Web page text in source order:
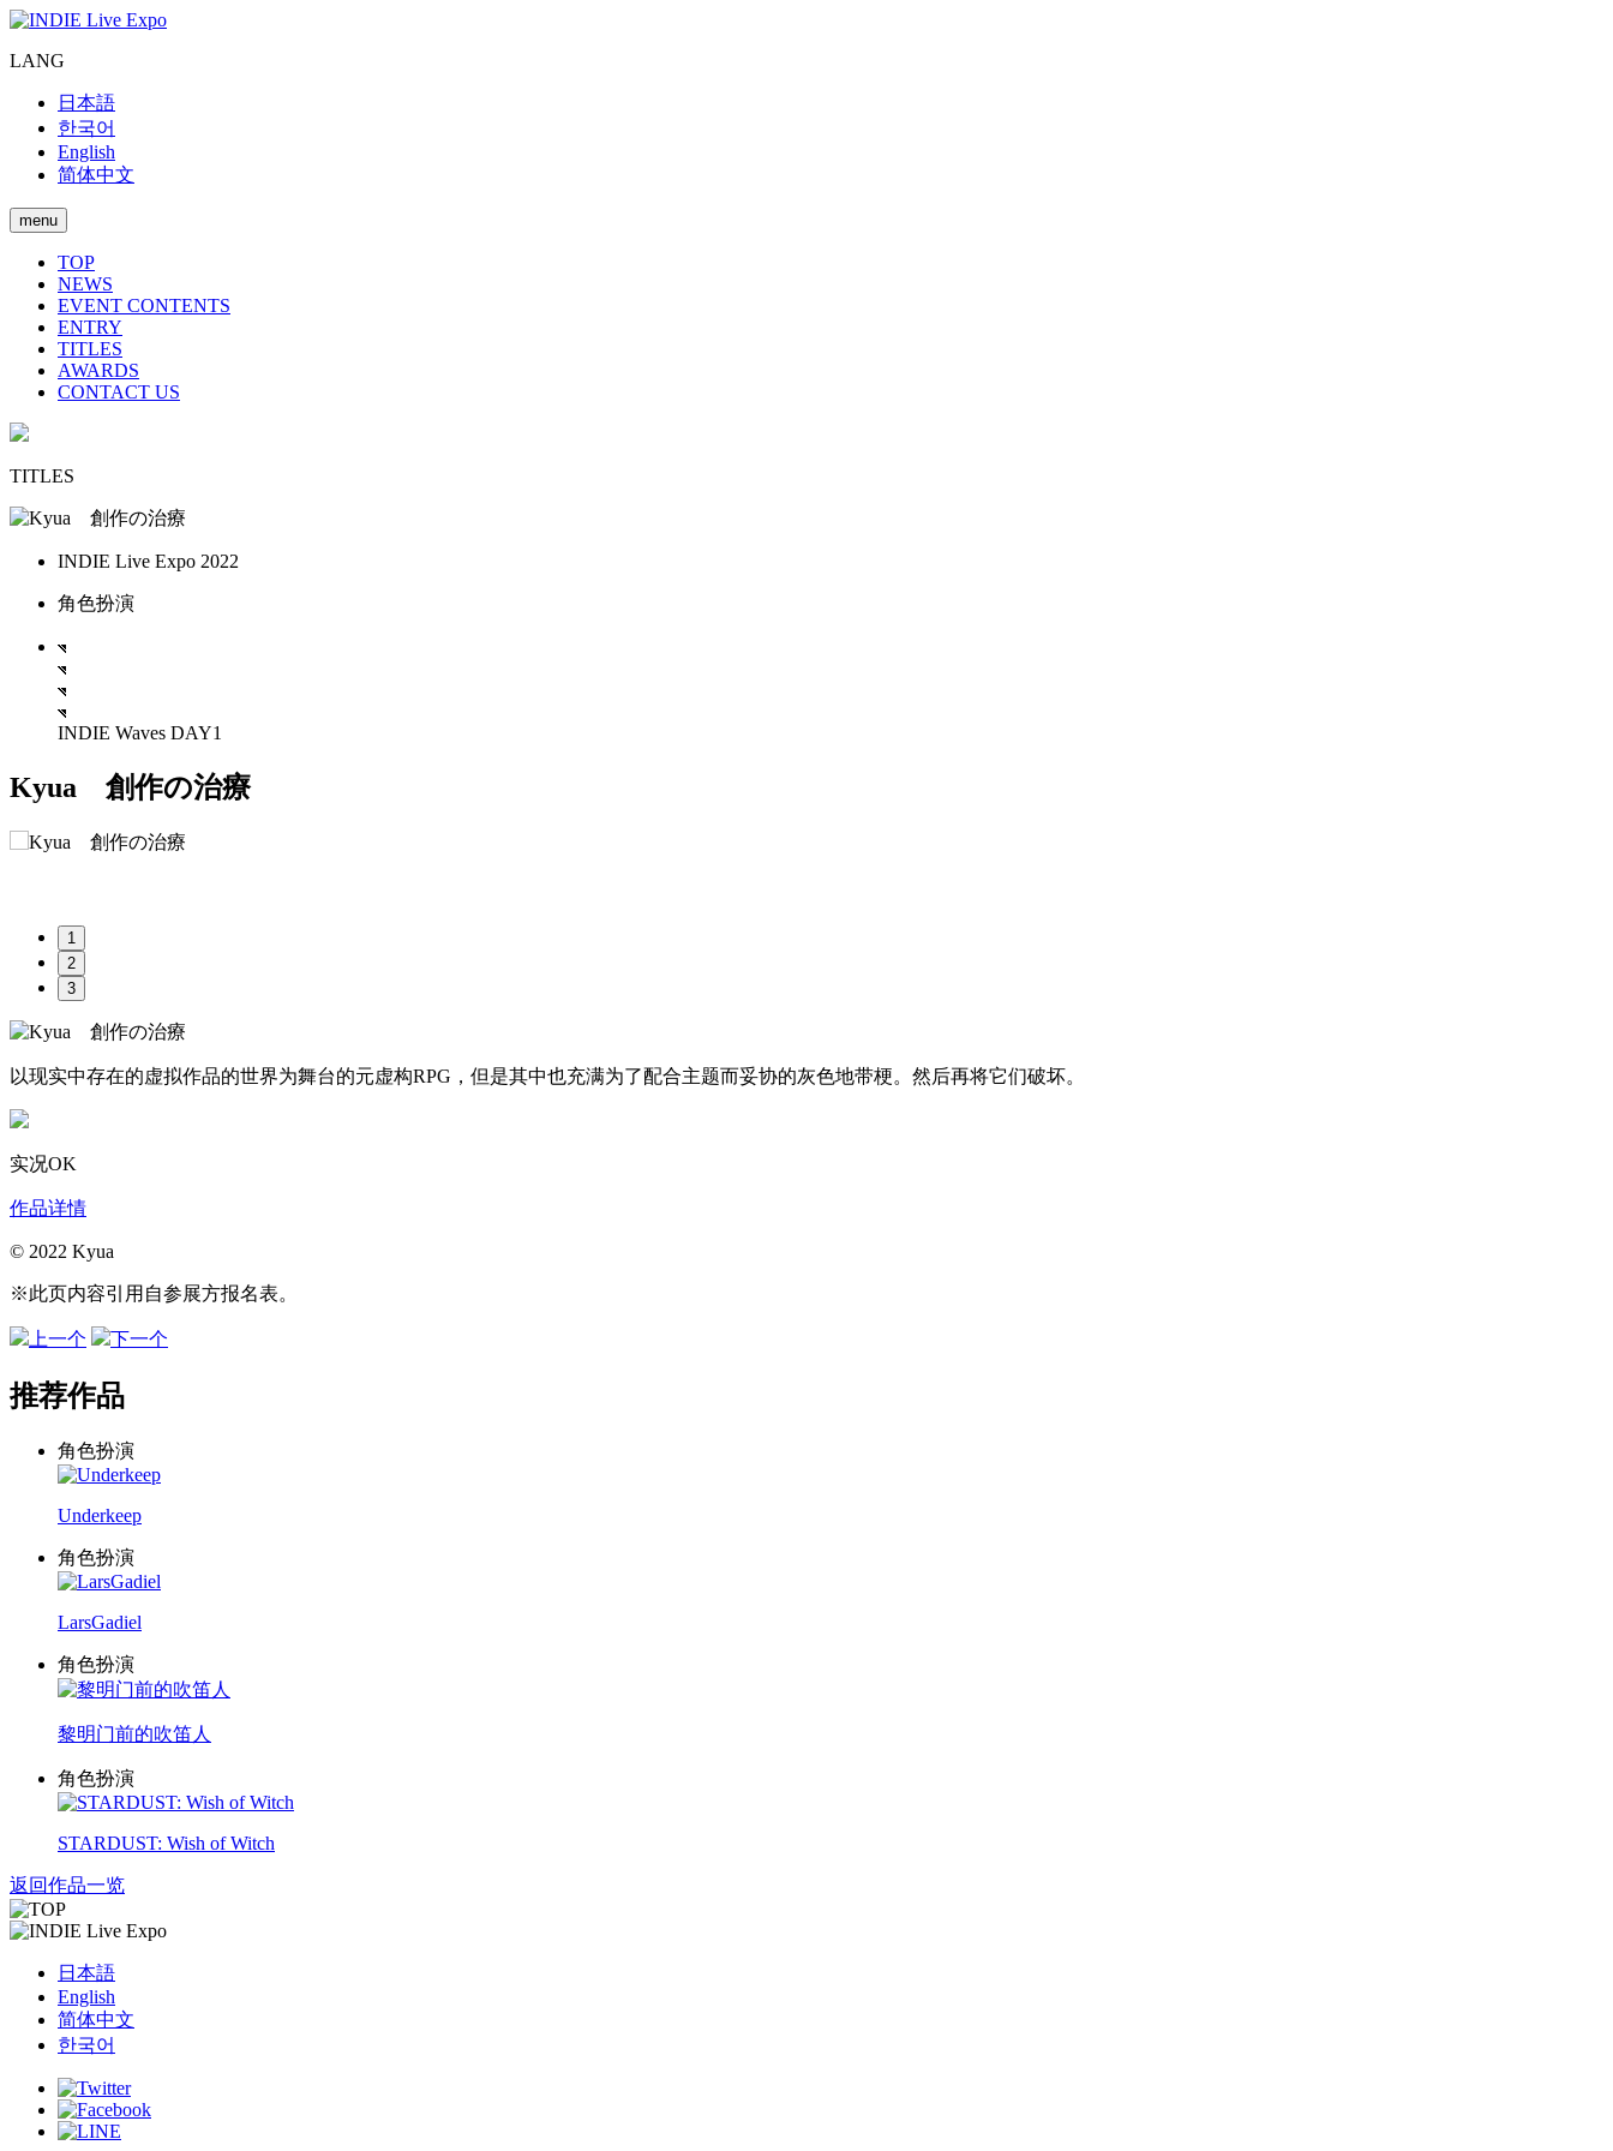
LANG
日本語
한국어
English
简体中文
menu
TOP
NEWS
EVENT CONTENTS
ENTRY
TITLES
AWARDS
CONTACT US
TITLES
INDIE Live Expo 2022
角色扮演
INDIE Waves DAY1
Kyua 創作の治療
1
2
3
以现实中存在的虚拟作品的世界为舞台的元虚构RPG，但是其中也充满为了配合主题而妥协的灰色地带梗。然后再将它们破坏。
实况OK
作品详情
© 2022 Kyua
※此页内容引用自参展方报名表。
上一个 下一个
推荐作品
角色扮演
Underkeep
角色扮演
LarsGadiel
角色扮演
黎明门前的吹笛人
角色扮演
STARDUST: Wish of Witch
返回作品一览
日本語
English
简体中文
한국어